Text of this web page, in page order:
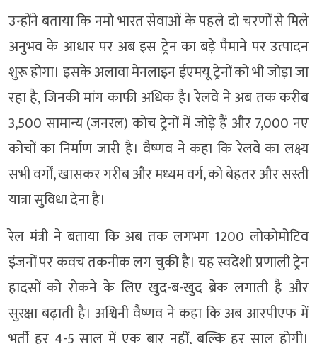
उन्होंने बताया कि नमो भारत सेवाओं के पहले दो चरणों से मिले
अनुभव के आधार पर अब इस ट्रेन का बड़े पैमाने पर उत्पादन
शुरू होगा। इसके अलावा मेनलाइन ईएमयू ट्रेनों को भी जोड़ा जा
रहा है, जिनकी मांग काफी अधिक है। रेलवे ने अब तक करीब
3,500 सामान्य (जनरल) कोच ट्रेनों में जोड़े हैं और 7,000 नए
कोचों का निर्माण जारी है। वैष्णव ने कहा कि रेलवे का लक्ष्य
सभी वर्गों, खासकर गरीब और मध्यम वर्ग, को बेहतर और सस्ती
यात्रा सुविधा देना है।
रेल मंत्री ने बताया कि अब तक लगभग 1200 लोकोमोटिव
इंजनों पर कवच तकनीक लग चुकी है। यह स्वदेशी प्रणाली ट्रेन
हादसों को रोकने के लिए खुद-ब-खुद ब्रेक लगाती है और
सुरक्षा बढ़ाती है। अश्विनी वैष्णव ने कहा कि अब आरपीएफ में
भर्ती हर 4-5 साल में एक बार नहीं, बल्कि हर साल होगी।